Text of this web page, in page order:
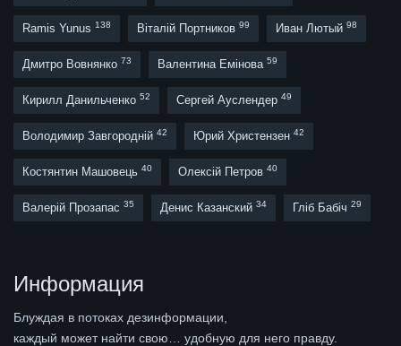
Ramis Yunus 138 Віталій Портников 99 Иван Лютый 98
Дмитро Вовнянко 73 Валентина Емінова 59
Кирилл Данильченко 52 Сергей Ауслендер 49
Володимир Завгородній 42 Юрий Христензен 42
Костянтин Машовець 40 Олексій Петров 40
Валерій Прозапас 35 Денис Казанский 34 Гліб Бабіч 29
Информация
Блуждая в потоках дезинформации,
каждый может найти свою… удобную для него правду.